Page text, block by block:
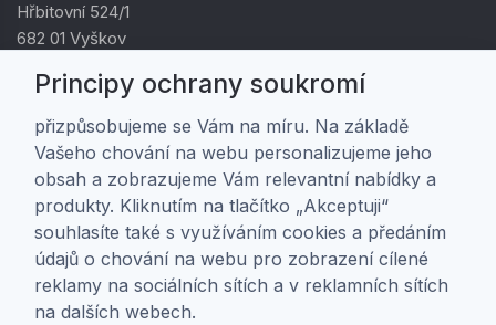
Hřbitovní 524/1
682 01 Vyškov
DIČ: CZ01805878
Zákaznická péče
Doprava a platba
Obchodní podmínky
Ochrana osobních údajů
Nastavení soukromí
Principy ochrany soukromí
přizpůsobujeme se Vám na míru. Na základě
Vašeho chování na webu personalizujeme jeho
obsah a zobrazujeme Vám relevantní nabídky a
produkty. Kliknutím na tlačítko „Akceptuji“
souhlasíte také s využíváním cookies a předáním
údajů o chování na webu pro zobrazení cílené
reklamy na sociálních sítích a v reklamních sítích
na dalších webech.